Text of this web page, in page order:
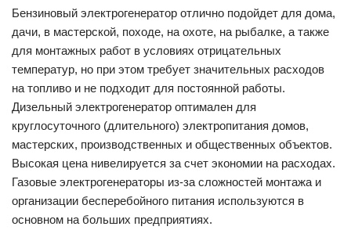
Бензиновый электрогенератор отлично подойдет для дома,
дачи, в мастерской, походе, на охоте, на рыбалке, а также
для монтажных работ в условиях отрицательных
температур, но при этом требует значительных расходов
на топливо и не подходит для постоянной работы.
Дизельный электрогенератор оптимален для
круглосуточного (длительного) электропитания домов,
мастерских, производственных и общественных объектов.
Высокая цена нивелируется за счет экономии на расходах.
Газовые электрогенераторы из-за сложностей монтажа и
организации бесперебойного питания используются в
основном на больших предприятиях.